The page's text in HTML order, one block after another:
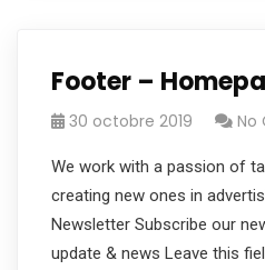
Footer –
30 octobre 2019 No
We work with a passion of
creating new ones in
Newsletter Subscribe our
update & news Leave this